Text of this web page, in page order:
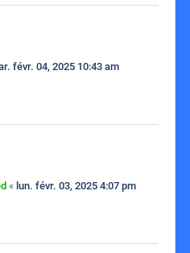
févr. 04, 2025 10:43 am
« lun. févr. 03, 2025 4:07 pm